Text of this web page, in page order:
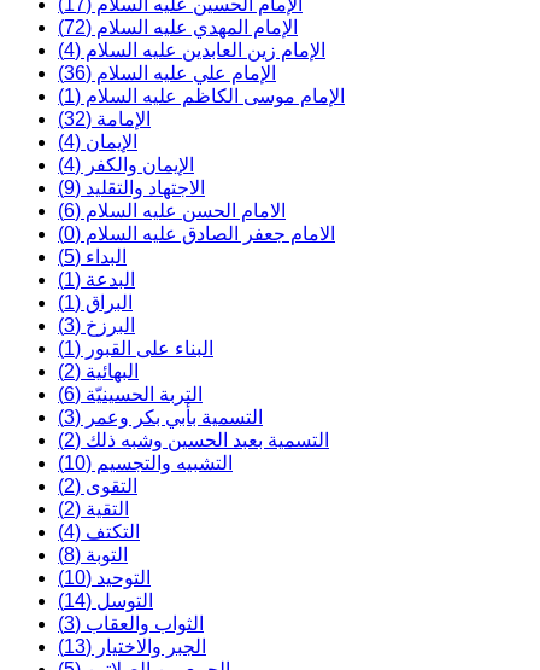
الإمام الحسين عليه السلام (17)
الإمام المهدي عليه السلام (72)
الإمام زين العابدين عليه السلام (4)
الإمام علي عليه السلام (36)
الإمام موسى الكاظم عليه السلام (1)
الإمامة (32)
الإيمان (4)
الإيمان والكفر (4)
الاجتهاد والتقليد (9)
الامام الحسن عليه السلام (6)
الامام جعفر الصادق عليه السلام (0)
البداء (5)
البدعة (1)
البراق (1)
البرزخ (3)
البناء على القبور (1)
البهائية (2)
التربة الحسينيّة (6)
التسمية بأبي بکر وعمر (3)
التسمية بعبد الحسين وشبه ذلك (2)
التشبيه والتجسيم (10)
التقوى (2)
التقية (2)
التكتف (4)
التوبة (8)
التوحيد (10)
التوسل (14)
الثواب والعقاب (3)
الجبر والاختيار (13)